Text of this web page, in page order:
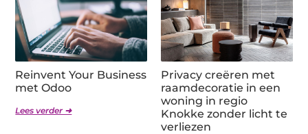
Reinvent Your Business
met Odoo
Lees verder ➜
Privacy creëren met
raamdecoratie in een
woning in regio
Knokke zonder licht te
verliezen